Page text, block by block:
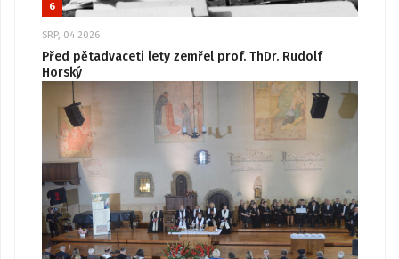
6
SRP, 04 2026
Před pětadvaceti lety zemřel prof. ThDr. Rudolf
Horský